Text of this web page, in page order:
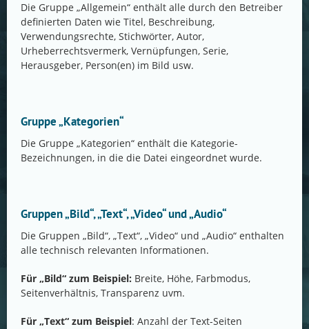
Die Gruppe „Allgemein“ enthält alle durch den Betreiber
definierten Daten wie Titel, Beschreibung,
Verwendungsrechte, Stichwörter, Autor,
Urheberrechtsvermerk, Vernüpfungen, Serie,
Herausgeber, Person(en) im Bild usw.
Gruppe „Kategorien“
Die Gruppe „Kategorien“ enthält die Kategorie-
Bezeichnungen, in die die Datei eingeordnet wurde.
Gruppen „Bild“, „Text“, „Video“ und „Audio“
Die Gruppen „Bild“, „Text“, „Video“ und „Audio“ enthalten
alle technisch relevanten Informationen.
Für „Bild“ zum Beispiel: Breite, Höhe, Farbmodus,
Seitenverhältnis, Transparenz uvm.
Für „Text“ zum Beispiel: Anzahl der Text-Seiten